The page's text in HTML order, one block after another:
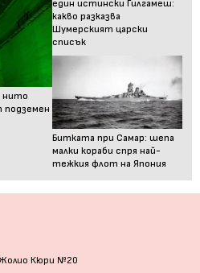
нито
подземен
един истински Гилгамеш:
какво разказва
Шумерският царски
списък
Битката при Самар: шепа
малки кораби спря най-
тежкия флот на Япония
Кюри №20